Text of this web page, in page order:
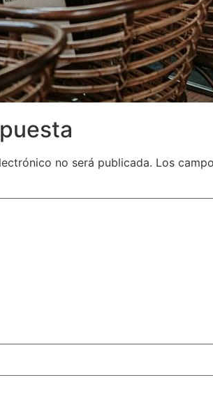
no será publicada. Los